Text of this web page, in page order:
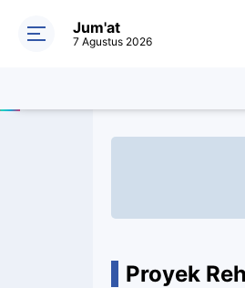
Jum'at
7 Agustus 2026
Proyek